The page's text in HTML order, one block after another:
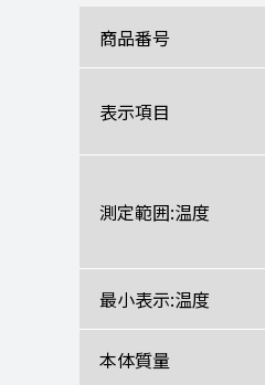
商品番号
表示項目
測定範囲:温度
最小表示:温度
本体質量